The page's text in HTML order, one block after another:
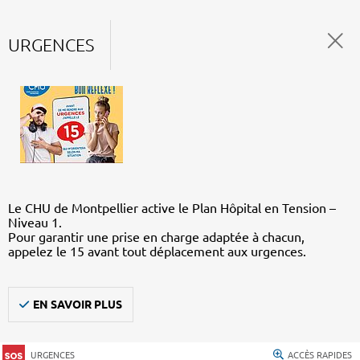
URGENCES
Le CHU de Montpellier active le Plan Hôpital en Tension –
Niveau 1.
Pour garantir une prise en charge adaptée à chacun,
appelez le 15 avant tout déplacement aux urgences.
EN SAVOIR PLUS
URGENCES ACCÈS RAPIDES